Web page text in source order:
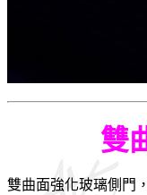
雙
雙曲面強化玻璃側門